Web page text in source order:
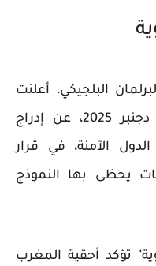
البلجيكي، أعلنت
، عن إدراج
الآمنة، في قرار
يحظى بها النموذج
تؤكد أحقية المغرب